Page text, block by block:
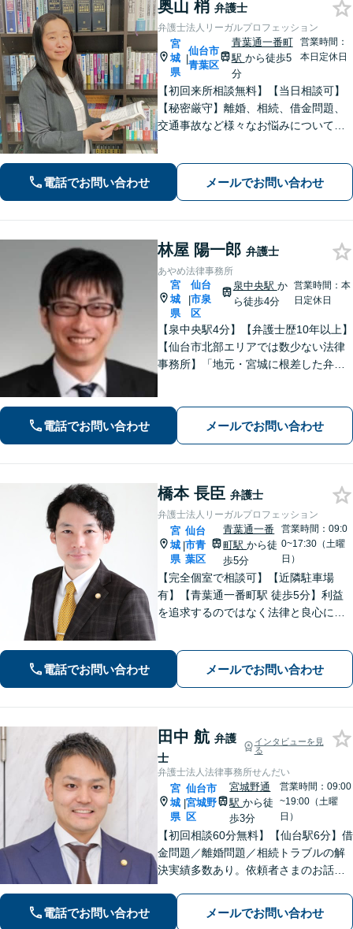
奥山 梢 弁護士
弁護士法人リーガルプロフェッション
宮
城
県
|
仙台市
青葉区
青葉通一番町
駅 から徒歩5
分
営業時間：
本日定休日
【初回来所相談無料】【当日相談可】
【秘密厳守】離婚、相続、借金問題、
交通事故など様々なお悩みについて、
軽にご相談下さい。
電話でお問い合わせ メールでお問い合わせ
林屋 陽一郎 弁護士
あやめ法律事務所
宮
城
県
|
仙台
市泉
区
泉中央駅 か
ら徒歩4分
営業時間：本
日定休日
【泉中央駅4分】【弁護士歴10年以上】
【仙台市北部エリアでは数少ない法律
事務所】「地元・宮城に根差した弁護
電話でお問い合わせ メールでお問い合わせ
橋本 長臣 弁護士
弁護士法人リーガルプロフェッション
宮
城
県
|
仙台
市青
葉区
青葉通一番
町駅から徒
歩5分
営業時間：09:0
0~17:30（土曜
日）
【完全個室で相談可】【近隣駐車場
有】【青葉通一番町駅 徒歩5分】利益
を追求するのではなく法律と良心に従
にお聞きしご要望に沿った解決をする
ように心がけています。お気軽にご相
電話でお問い合わせ メールでお問い合わせ
田中 航 弁護
士
インタビューを見
る
弁護士法人法律事務所せんだい
宮
城
県
|
仙台市
宮城野
区
宮城野通
駅から徒
歩3分
営業時間：09:00
~19:00（土曜
日）
【初回相談60分無料】【仙台駅6分】借
金問題／離婚問題／相続トラブルの解
決実績多数あり。依頼者さまのお話や
決まで対応・サポートします【土曜日
も営業】交通事故や刑事事件のご相談
電話でお問い合わせ メールでお問い合わせ